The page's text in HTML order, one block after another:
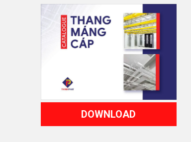
DOWNLOAD